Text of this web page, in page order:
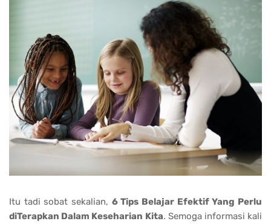
Itu tadi sobat sekalian, 6 Tips Belajar Efektif Yang Perlu
diTerapkan Dalam Keseharian Kita. Semoga informasi kali